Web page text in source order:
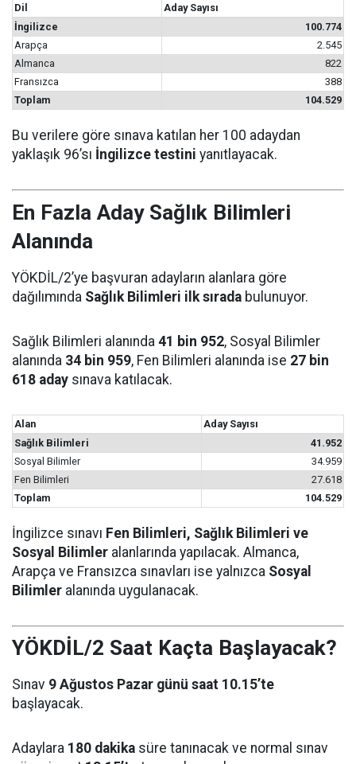
Dil
Aday Sayısı
İngilizce
100.774
Arapça
2.545
Almanca
822
Fransızca
388
Toplam
104.529
Bu verilere göre sınava katılan her 100 adaydan
yaklaşık 96’sı İngilizce testini yanıtlayacak.
En Fazla Aday Sağlık Bilimleri
Alanında
YÖKDİL/2’ye başvuran adayların alanlara göre
dağılımında Sağlık Bilimleri ilk sırada bulunuyor.
Sağlık Bilimleri alanında 41 bin 952, Sosyal Bilimler
alanında 34 bin 959, Fen Bilimleri alanında ise 27 bin
618 aday sınava katılacak.
Alan
Aday Sayısı
Sağlık Bilimleri
41.952
Sosyal Bilimler
34.959
Fen Bilimleri
27.618
Toplam
104.529
İngilizce sınavı Fen Bilimleri, Sağlık Bilimleri ve
Sosyal Bilimler alanlarında yapılacak. Almanca,
Arapça ve Fransızca sınavları ise yalnızca Sosyal
Bilimler alanında uygulanacak.
YÖKDİL/2 Saat Kaçta Başlayacak?
Sınav 9 Ağustos Pazar günü saat 10.15’te
başlayacak.
Adaylara 180 dakika süre tanınacak ve normal sınav